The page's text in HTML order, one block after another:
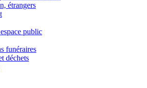
étrangers
public
funéraires
déchets